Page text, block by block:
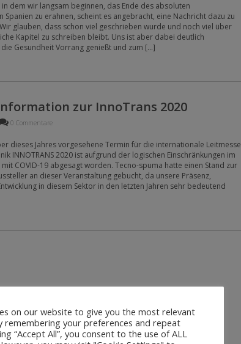
dem wir langsam beginnen, das Ende des absoluten
Spanien zu erahnen, scheint es angebracht, eine Nachricht dazu zu
glauben, dass schon viel geschrieben wurde und noch viel über
Kapitel zu schreiben bleibt. Uns ist aber dabei deutlich
Gesundheit Vorrang genießt und zum […]
zur InnoTrans 2020
0 Commentare
dieses Jahres vorgesehene Termin für die internationale Leitmesse
INNOTRANS 2020 ist aufgrund der logischen Einschränkungen im
COVID-19 abgesagt worden. Tecno-spuma hatte einen Stand zur
an dieser Veranstaltung gebucht, da unsere Präsenz,
in diesem Sektor in den letzten Jahren sehr bedeutend
on our website to give you the most relevant
remembering your preferences and repeat
“Accept All”, you consent to the use of ALL